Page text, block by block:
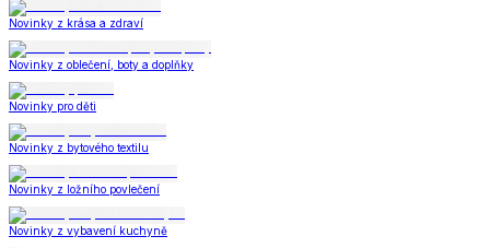
Novinky z krása a zdraví
Novinky z oblečení, boty a doplňky
Novinky pro děti
Novinky z bytového textilu
Novinky z ložního povlečení
Novinky z vybavení kuchyně